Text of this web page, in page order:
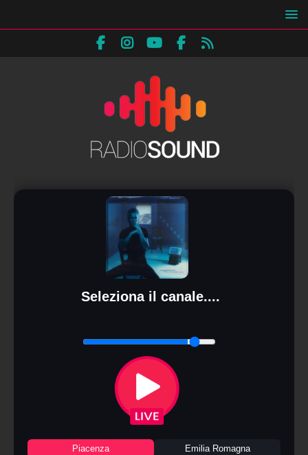
Seleziona il canale....
Piacenza Emilia Romagna